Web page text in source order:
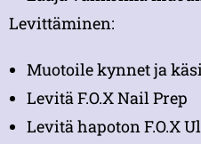
Levittäminen:
Muotoile kynnet ja
Levitä F.O.X Nail Prep
Levitä hapoton F.O.X